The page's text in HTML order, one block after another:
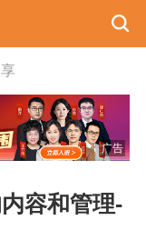
广告
容和管理-